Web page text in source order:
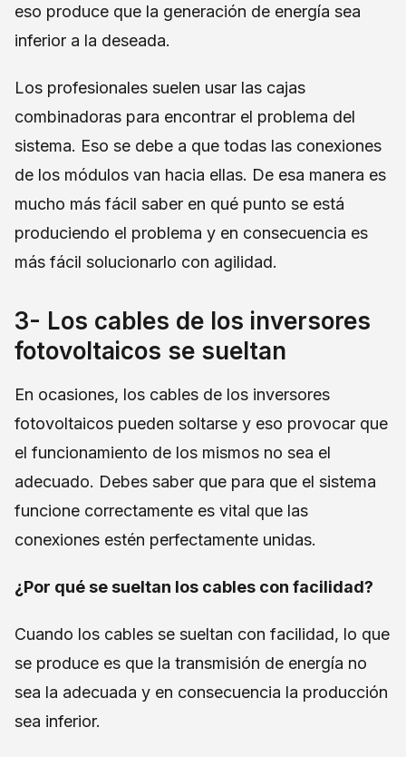
eso produce que la generación de energía sea
inferior a la deseada.
Los profesionales suelen usar las cajas
combinadoras para encontrar el problema del
sistema. Eso se debe a que todas las conexiones
de los módulos van hacia ellas. De esa manera es
mucho más fácil saber en qué punto se está
produciendo el problema y en consecuencia es
más fácil solucionarlo con agilidad.
3- Los cables de los inversores
fotovoltaicos se sueltan
En ocasiones, los cables de los inversores
fotovoltaicos pueden soltarse y eso provocar que
el funcionamiento de los mismos no sea el
adecuado. Debes saber que para que el sistema
funcione correctamente es vital que las
conexiones estén perfectamente unidas.
¿Por qué se sueltan los cables con facilidad?
Cuando los cables se sueltan con facilidad, lo que
se produce es que la transmisión de energía no
sea la adecuada y en consecuencia la producción
sea inferior.